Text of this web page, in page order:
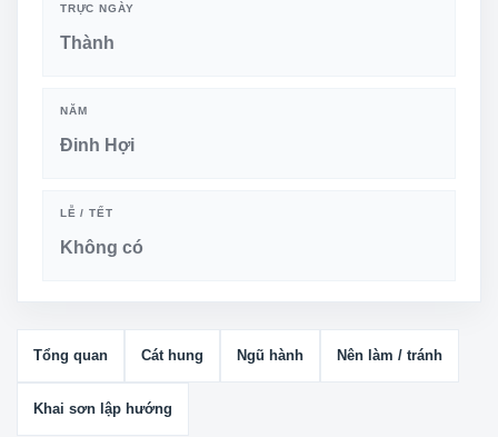
TRỰC NGÀY
Thành
NĂM
Đinh Hợi
LỄ / TẾT
Không có
Tổng quan Cát hung Ngũ hành Nên làm / tránh
Khai sơn lập hướng